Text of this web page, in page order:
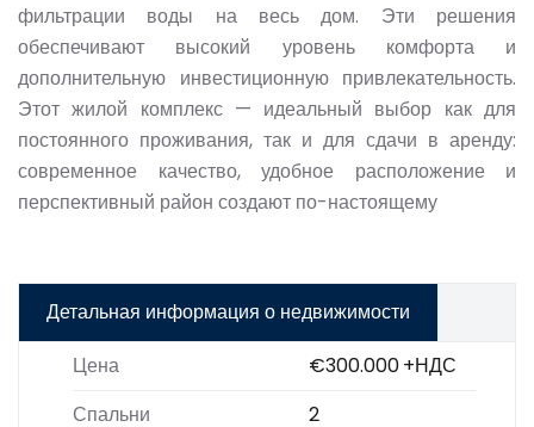
фильтрации воды на весь дом. Эти решения
обеспечивают высокий уровень комфорта и
дополнительную инвестиционную привлекательность.
Этот жилой комплекс — идеальный выбор как для
постоянного проживания, так и для сдачи в аренду:
современное качество, удобное расположение и
перспективный район создают по-настоящему
Детальная информация о недвижимости
Цена
€300.000+НДС
Спальни
2